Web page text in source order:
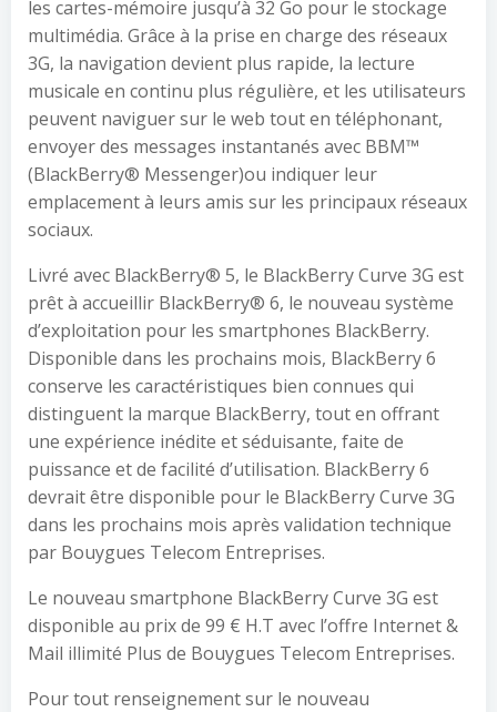
les cartes-mémoire jusqu’à 32 Go pour le stockage
multimédia. Grâce à la prise en charge des réseaux
3G, la navigation devient plus rapide, la lecture
musicale en continu plus régulière, et les utilisateurs
peuvent naviguer sur le web tout en téléphonant,
envoyer des messages instantanés avec BBM™
(BlackBerry® Messenger)ou indiquer leur
emplacement à leurs amis sur les principaux réseaux
sociaux.
Livré avec BlackBerry® 5, le BlackBerry Curve 3G est
prêt à accueillir BlackBerry® 6, le nouveau système
d’exploitation pour les smartphones BlackBerry.
Disponible dans les prochains mois, BlackBerry 6
conserve les caractéristiques bien connues qui
distinguent la marque BlackBerry, tout en offrant
une expérience inédite et séduisante, faite de
puissance et de facilité d’utilisation. BlackBerry 6
devrait être disponible pour le BlackBerry Curve 3G
dans les prochains mois après validation technique
par Bouygues Telecom Entreprises.
Le nouveau smartphone BlackBerry Curve 3G est
disponible au prix de 99 € H.T avec l’offre Internet &
Mail illimité Plus de Bouygues Telecom Entreprises.
Pour tout renseignement sur le nouveau